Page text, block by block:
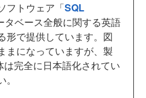
フトウェア「SQL
タベース全般に関する英語
形で提供しています。図
まになっていますが、製
完全に日本語化されてい